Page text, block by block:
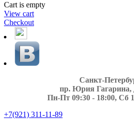
Cart is empty
View cart
Checkout
Санкт-
пр. Юрия Гагарина,
Пн-Пт 09:30 - 18:00, Сб
+7(921) 311-11-89